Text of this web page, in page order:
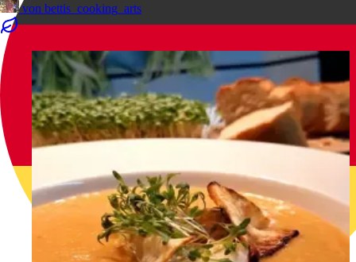
von bettis_cooking_arts